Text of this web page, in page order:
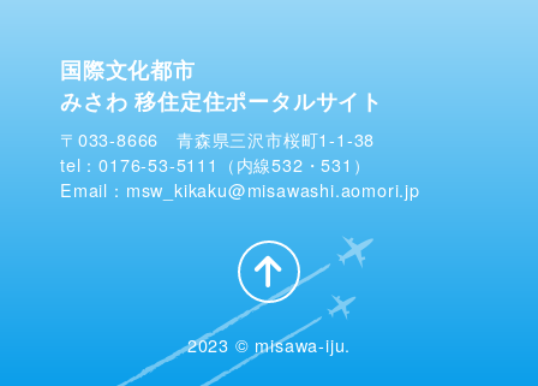
国際文化都市
みさわ 移住定住ポータルサイト
〒033-8666 青森県三沢市桜町1-1-38
tel：0176-53-5111（内線532・531）
Email：msw_kikaku@misawashi.aomori.jp
2023 © misawa-iju.